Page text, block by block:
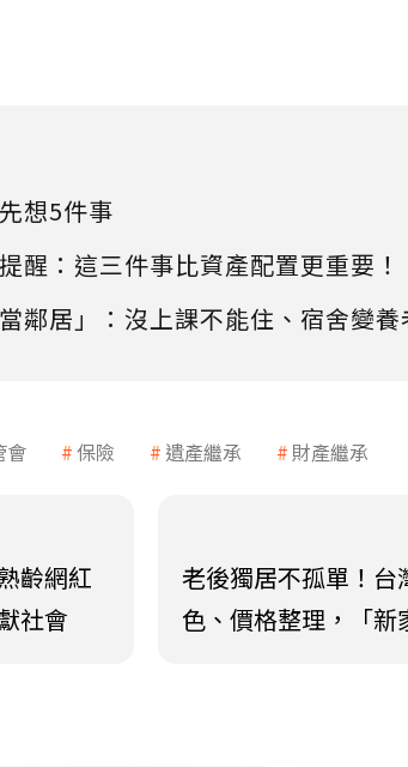
想5件事
醒：這三件事比資產配置更重要！
鄰居」：沒上課不能住、宿舍變養
會 保險 遺產繼承 財產繼承
齡網紅
社會
老後獨居不孤單！台
色、價格整理，「新